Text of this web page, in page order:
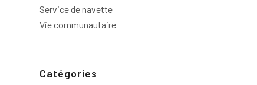
Service de navette
Vie communautaire
Catégories